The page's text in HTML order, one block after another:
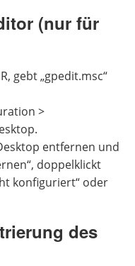
(nur für
gebt „gpedit.msc“
>
entfernen und
doppelklickt
konfiguriert“ oder
des